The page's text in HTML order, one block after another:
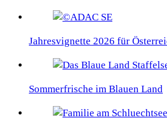
Jahresvignette 2026 für
Sommerfrische im Blauen Land